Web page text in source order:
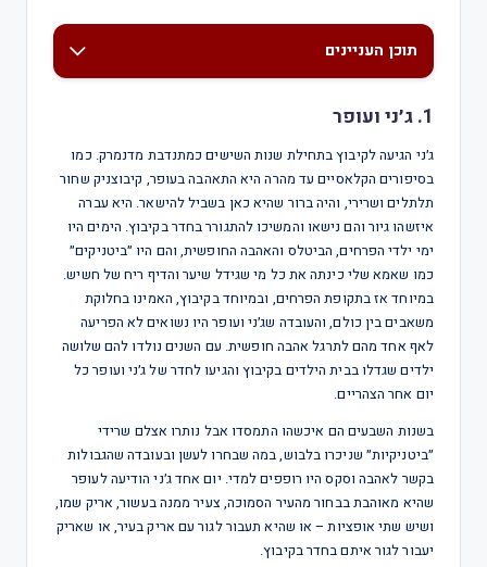
תוכן העניינים
1. ג׳ני ועופר
ג׳ני הגיעה לקיבוץ בתחילת שנות השישים כמתנדבת מדנמרק. כמו
בסיפורים הקלאסיים עד מהרה היא התאהבה בעופר, קיבוצניק שחור
תלתלים ושרירי, והיה ברור שהיא כאן בשביל להישאר. היא עברה
איזשהו גיור והם נישאו והמשיכו להתגורר בחדר בקיבוץ. הימים היו
ימי ילדי הפרחים, הביטלס והאהבה החופשית, והם היו ״ביטניקים״
כמו שאמא שלי כינתה את כל מי שגידל שיער והדיף ריח של חשיש.
במיוחד אז בתקופת הפרחים, ובמיוחד בקיבוץ, האמינו בחלוקת
משאבים בין כולם, והעובדה שג׳ני ועופר היו נשואים לא הפריעה
לאף אחד מהם לתרגל אהבה חופשית. עם השנים נולדו להם שלושה
ילדים שגדלו בבית הילדים בקיבוץ והגיעו לחדר של ג׳ני ועופר כל
יום אחר הצהריים.
בשנות השבעים הם איכשהו התמסדו אבל נותרו אצלם שרידי
״ביטניקיות״ שניכרו בלבוש, במה שבחרו לעשן ובעובדה שהגבולות
בקשר לאהבה וסקס היו רופפים למדי. יום אחד ג׳ני הודיעה לעופר
שהיא מאוהבת בבחור מהעיר הסמוכה, צעיר ממנה בעשור, אריק שמו,
ושיש שתי אופציות – או שהיא תעבור לגור עם אריק בעיר, או שאריק
יעבור לגור איתם בחדר בקיבוץ.